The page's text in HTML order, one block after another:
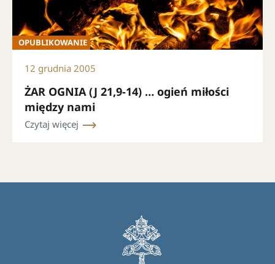
OPUBLIKOWANIE
12 grudnia 2005
ŻAR OGNIA (J 21,9-14) … ogień miłości
między nami
Czytaj więcej